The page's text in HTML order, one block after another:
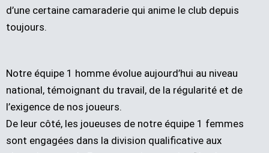
d’une certaine camaraderie qui anime le club depuis
toujours.
Notre équipe 1 homme évolue aujourd’hui au niveau
national, témoignant du travail, de la régularité et de
l’exigence de nos joueurs.
De leur côté, les joueuses de notre équipe 1 femmes
sont engagées dans la division qualificative aux